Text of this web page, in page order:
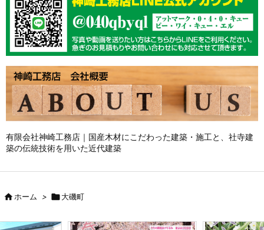
有限会社神崎工務店｜国産木材にこだわった建築・施工と、社寺建
築の伝統技術を用いた近代建築
ホーム > 大磯町